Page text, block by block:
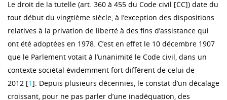
Le droit de la tutelle (art. 360 à 455 du Code civil [CC]) date du
tout début du vingtième siècle, à l’exception des dispositions
relatives à la privation de liberté à des fins d’assistance qui
ont été adoptées en 1978. C’est en effet le 10 décembre 1907
que le Parlement votait à l’unanimité le Code civil, dans un
contexte sociétal évidemment fort différent de celui de
2012 [1]. Depuis plusieurs décennies, le constat d’un décalage
croissant, pour ne pas parler d’une inadéquation, des